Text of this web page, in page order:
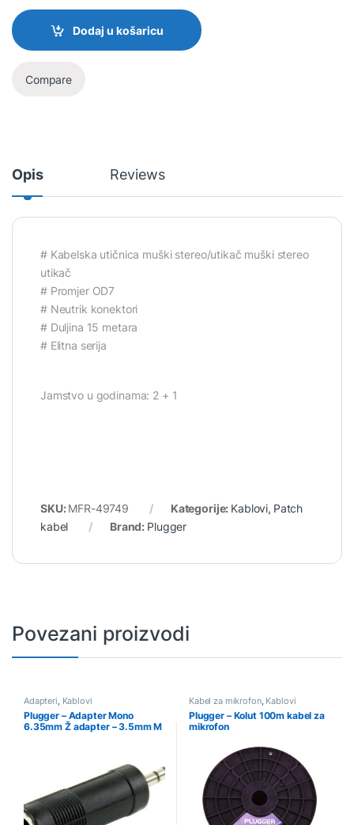
Dodaj u košaricu
Compare
Opis Reviews
# Kabelska utičnica muški stereo/utikač muški stereo
utikač
# Promjer OD7
# Neutrik konektori
# Duljina 15 metara
# Elitna serija
Jamstvo u godinama: 2 + 1
SKU:MFR-49749 Kategorije: Kablovi, Patch
kabel
Brand: Plugger
Povezani proizvodi
Adapteri, Kablovi
Plugger – Adapter Mono
6.35mm Ž adapter – 3.5mm M
Kabel za mikrofon, Kablovi
Plugger – Kolut 100m kabel za
mikrofon